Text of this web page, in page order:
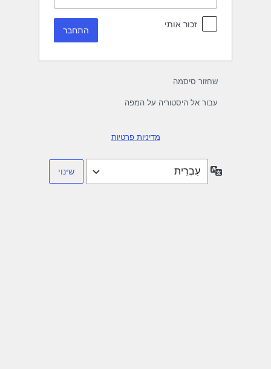
זכור אותי
שחזור סיסמה
עבור אל היסטוריה על המפה
מדיניות פרטיות
שפה